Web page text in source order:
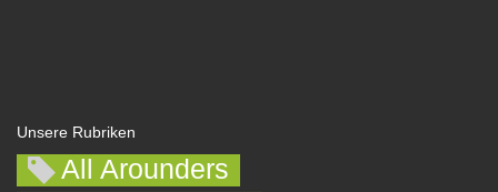
Unsere Rubriken
All Arounders